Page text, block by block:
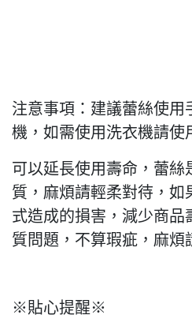
注意事項：建議蕾絲使用
機，如需使用洗衣機請使
可以延長使用壽命，蕾絲
質，麻煩請輕柔對待，如
式造成的損害，減少商品
質問題，不算瑕疵，麻煩
※貼心提醒※